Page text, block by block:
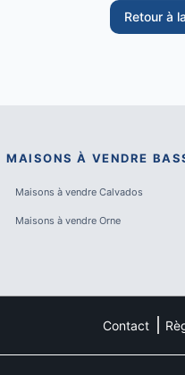
Retour à
MAISONS À VENDRE
Maisons à vendre Calvados
Maisons à vendre Orne
Contact